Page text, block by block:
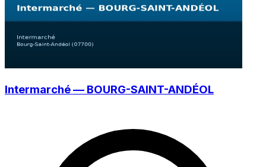
Intermarché — BOURG-SAINT-ANDÉOL